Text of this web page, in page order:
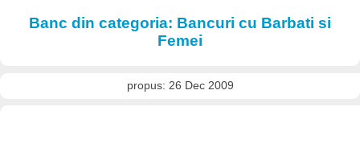
Banc din categoria: Bancuri cu Barbati si
Femei
propus: 26 Dec 2009